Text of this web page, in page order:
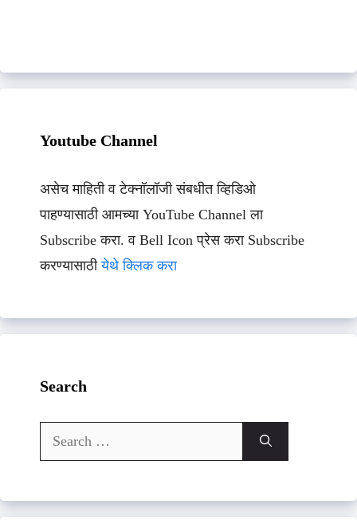
Youtube Channel
असेच माहिती व टेक्नॉलॉजी संबधीत व्हिडिओ
पाहण्यासाठी आमच्या YouTube Channel ला
Subscribe करा. व Bell Icon प्रेस करा Subscribe
करण्यासाठीयेथे क्लिक करा
Search
Search
for: